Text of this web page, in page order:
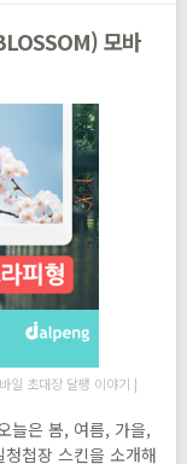
모바
일 초대장 달팽 이야기 |
늘은 봄, 여름, 가을,
첩장 스킨을 소개해